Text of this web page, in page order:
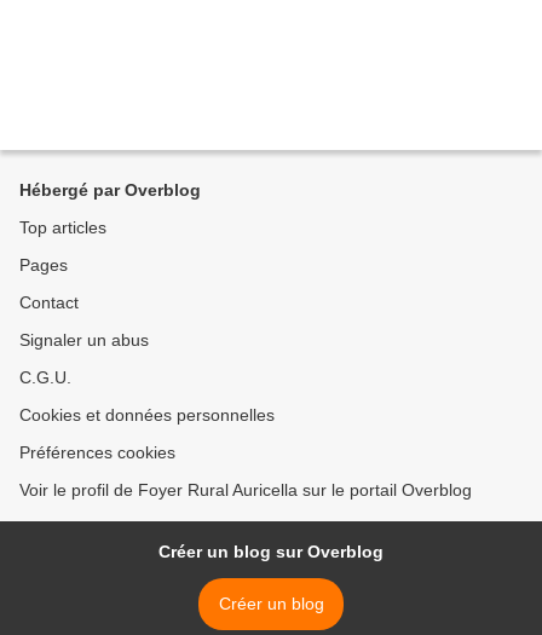
Hébergé par Overblog
Top articles
Pages
Contact
Signaler un abus
C.G.U.
Cookies et données personnelles
Préférences cookies
Voir le profil de Foyer Rural Auricella sur le portail Overblog
Créer un blog sur Overblog
Créer un blog